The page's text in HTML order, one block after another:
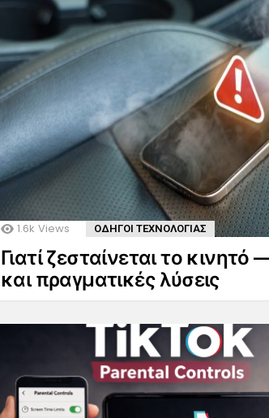
1.6k Views ΟΔΗΓΟΙ ΤΕΧΝΟΛΟΓΙΑΣ
Γιατί ζεσταίνεται το κινητό
και πραγματικές λύσεις